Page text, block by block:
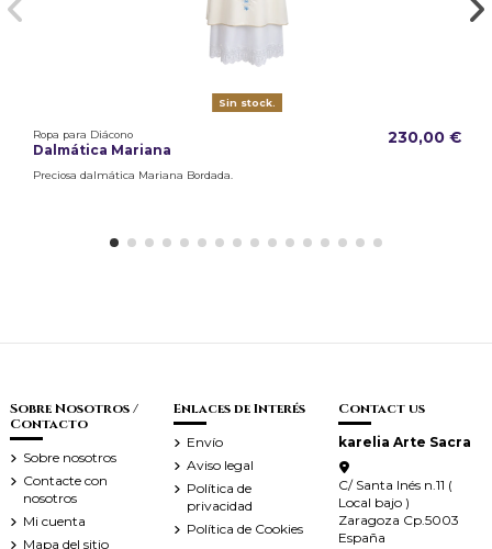
Sin stock.
Ropa para Diácono
Dalmática Mariana
230,00 €
Preciosa dalmática Mariana Bordada.
Sobre Nosotros /
Contacto
Sobre nosotros
Contacte con
nosotros
Mi cuenta
Mapa del sitio
Enlaces de Interés
Envío
Aviso legal
Política de
privacidad
Política de Cookies
Contact us
karelia Arte Sacra
C/ Santa Inés n.11 (
Local bajo )
Zaragoza Cp.5003
España